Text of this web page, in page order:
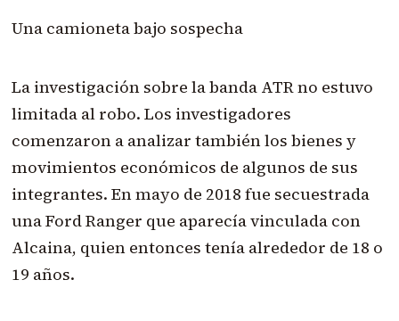
Una camioneta bajo sospecha
La investigación sobre la banda ATR no estuvo
limitada al robo. Los investigadores
comenzaron a analizar también los bienes y
movimientos económicos de algunos de sus
integrantes. En mayo de 2018 fue secuestrada
una Ford Ranger que aparecía vinculada con
Alcaina, quien entonces tenía alrededor de 18 o
19 años.